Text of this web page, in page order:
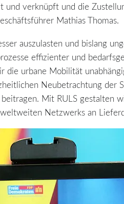
und verknüpft und die
Mathias Thomas.
auszulasten und bislang
effizienter und
urbane Mobilität
Neubetrachtung der
Mit RULS gestalten
Netzwerks an